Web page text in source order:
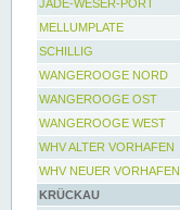
JADE-WESER-PORT
MELLUMPLATE
SCHILLIG
WANGEROOGE NORD
WANGEROOGE OST
WANGEROOGE WEST
WHV ALTER VORHAFEN
WHV NEUER VORHAFEN
KRÜCKAU